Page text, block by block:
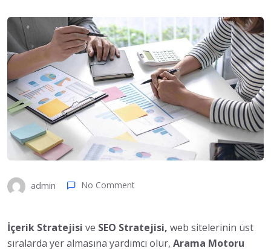
admin No Comment
İçerik Stratejisi ve SEO Stratejisi, web sitelerinin üst
sıralarda yer almasına yardımcı olur, Arama Motoru